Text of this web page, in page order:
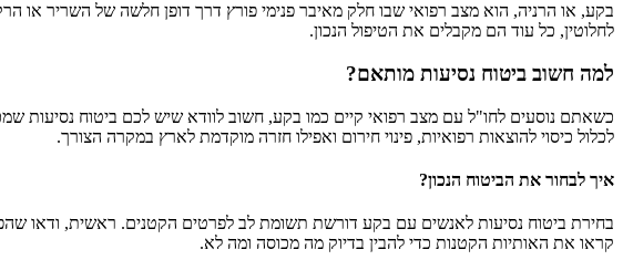
בקע, או הרניה, הוא מצב רפואי שבו חלק מאיבר פנימי פורץ דרך דופן חלשה של השריר או
לחלוטין, כל עוד הם מקבלים את הטיפול הנכון.
למה חשוב ביטוח נסיעות מותאם?
כשאתם נוסעים לחו"ל עם מצב רפואי קיים כמו בקע, חשוב לוודא שיש לכם ביטוח נסיעות
לכלול כיסוי להוצאות רפואיות, פינוי חירום ואפילו חזרה מוקדמת לארץ במקרה הצורך.
איך לבחור את הביטוח הנכון?
בחירת ביטוח נסיעות לאנשים עם בקע דורשת תשומת לב לפרטים הקטנים. ראשית, ודאו
קראו את האותיות הקטנות כדי להבין בדיוק מה מכוסה ומה לא.